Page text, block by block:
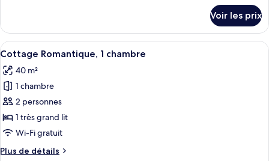
le
type
de
chambre
Appartement
Luxe
Voir les prix
Afficher
toutes
les
photos
pour
ce
type
chambre :
Une pièce spacieuse avec une
10
Cottage Romantique, 1 chambre
40 m²
1 chambre
2 personnes
1 très grand lit
Wi-Fi gratuit
Plus de détails
Plus